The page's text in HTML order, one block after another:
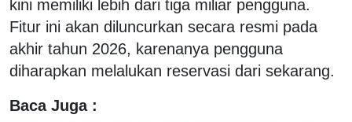
kini memiliki lebih dari tiga miliar pengguna.
Fitur ini akan diluncurkan secara resmi pada
akhir tahun 2026, karenanya pengguna
diharapkan melalukan reservasi dari sekarang.
Baca Juga :